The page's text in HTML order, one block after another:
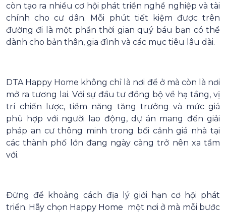
còn tạo ra nhiều cơ hội phát triển nghề nghiệp và tài
chính cho cư dân. Mỗi phút tiết kiệm được trên
đường đi là một phần thời gian quý báu bạn có thể
dành cho bản thân, gia đình và các mục tiêu lâu dài.
DTA Happy Home không chỉ là nơi để ở mà còn là nơi
mở ra tương lai. Với sự đầu tư đồng bộ về hạ tầng, vị
trí chiến lược, tiềm năng tăng trưởng và mức giá
phù hợp với người lao động, dự án mang đến giải
pháp an cư thông minh trong bối cảnh giá nhà tại
các thành phố lớn đang ngày càng trở nên xa tầm
với.
Đừng để khoảng cách địa lý giới hạn cơ hội phát
triển. Hãy chọn Happy Home một nơi ở mà mỗi bước